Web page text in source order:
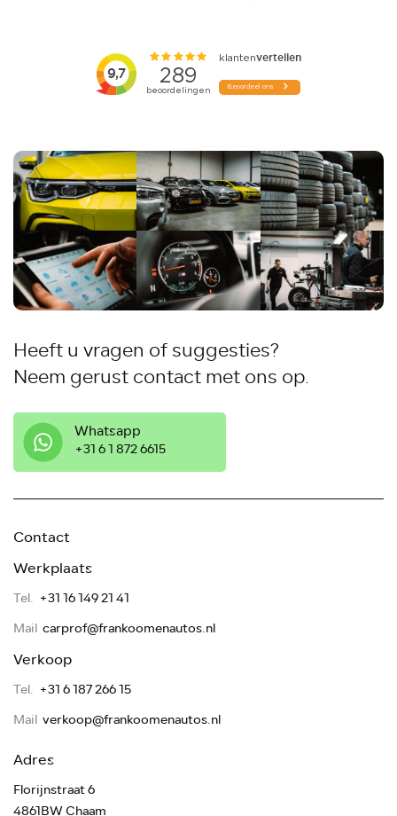
Heeft u vragen of suggesties?
Neem gerust contact met ons op.
Whatsapp
‭+31 6 1 872 6615
Contact
Werkplaats
Tel. +31 16 149 21 41
Mail carprof@frankoomenautos.nl
Verkoop
Tel. +31 6 187 266 15
Mail verkoop@frankoomenautos.nl
Adres
Florijnstraat 6
4861BW Chaam